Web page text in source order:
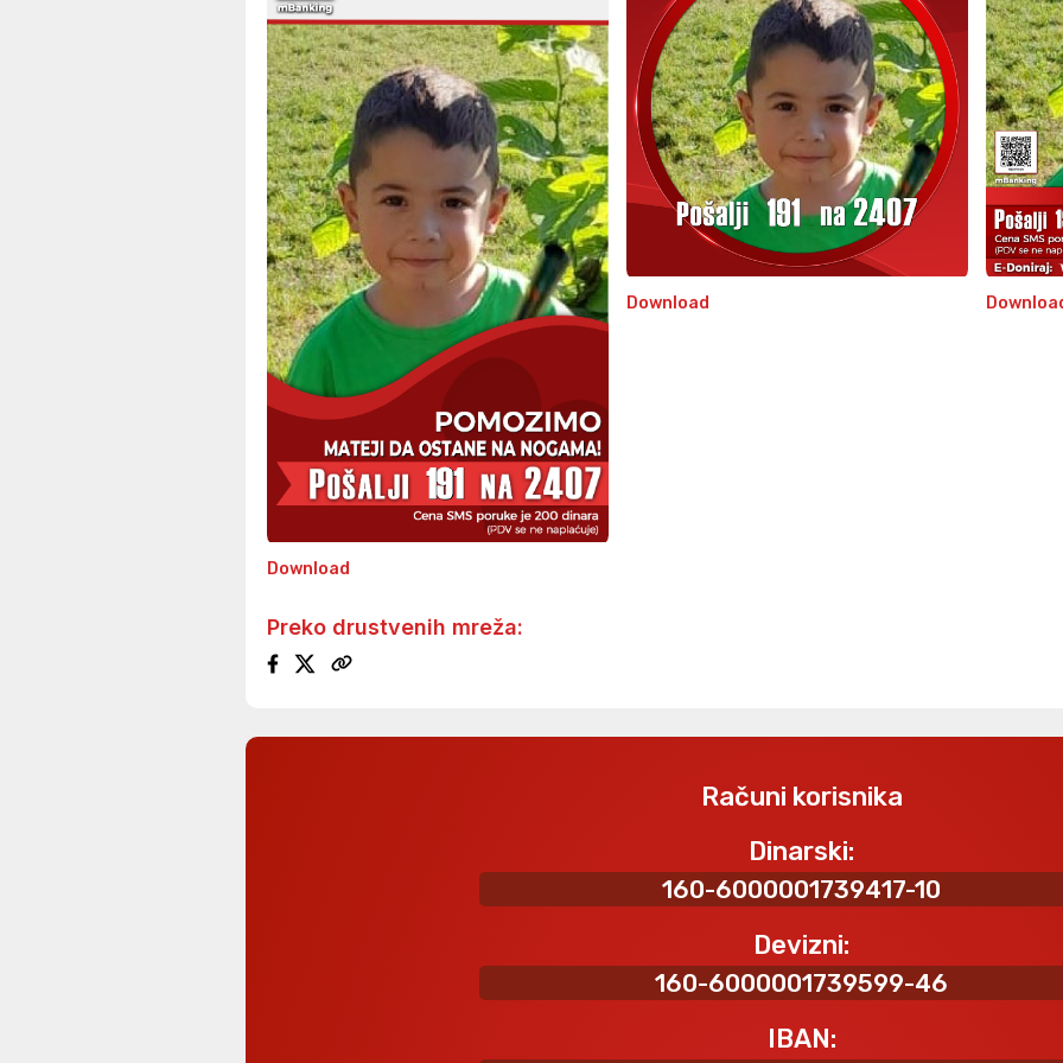
Download
Download
Preko drustvenih mreža:
Računi korisnika
Dinarski:
160-6000001739417-10
Devizni:
160-6000001739599-46
IBAN: